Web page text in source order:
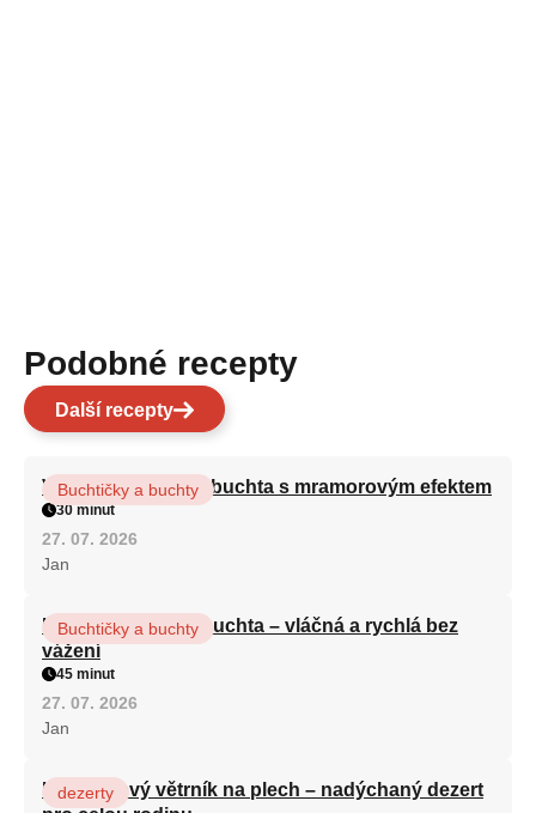
Podobné recepty
Další recepty
Vláčná olejová litá buchta s mramorovým efektem
Buchtičky a buchty
30 minut
27. 07. 2026
Jan
Hrnková maková buchta – vláčná a rychlá bez
vážení
Buchtičky a buchty
45 minut
27. 07. 2026
Jan
Karamelový větrník na plech – nadýchaný dezert
dezerty